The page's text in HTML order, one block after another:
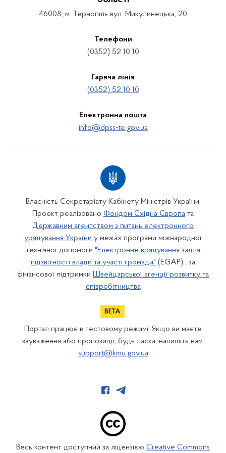
46008, м. Тернопіль вул. Микулинецька, 20
Телефони
(0352) 52 10 10
Гаряча лінія
(0352) 52 10 10
Електронна пошта
info@dpss-te.gov.ua
Власність Секретаріату Кабінету Міністрів України.
Проект реалізовано Фондом Східна Європа та
Державним агентством з питань електронного
урядування України у межах програми міжнародної
технічної допомоги "Електронне врядування задля
підзвітності влади та участі громади" (EGAP) , за
фінансової підтримки Швейцарської агенції розвитку та
співробітництва
Портал працює в тестовому режимі. Якщо ви маєте
зауваження або пропозиції, будь ласка, напишіть нам:
support@kmu.gov.ua
Весь контент доступний за ліцензією Creative Commons